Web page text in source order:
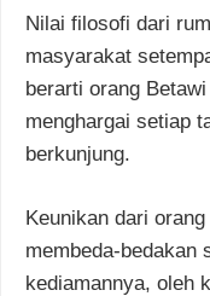
Nilai filosofi dari
masyarakat
berarti orang
menghargai setiap
berkunjung.
Keunikan dari
membeda-bedakan
kediamannya, oleh